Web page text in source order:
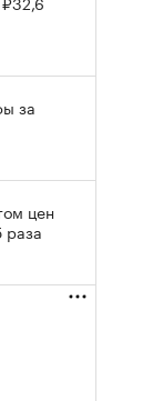
за
цен
раза